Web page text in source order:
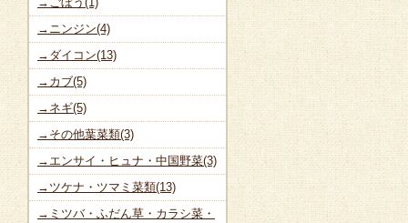
→ニンジン(4)
→ダイコン(13)
→カブ(5)
→ネギ(5)
→その他葉菜類(3)
→エンサイ・ヒュナ・中国野菜(3)
→ツケナ・ツマミ菜類(13)
→ミツバ・ふだん草・カラシ菜・